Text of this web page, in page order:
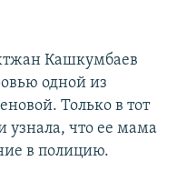
Кашкумбаев
одной из
Только в тот
узнала, что ее мама
в полицию.